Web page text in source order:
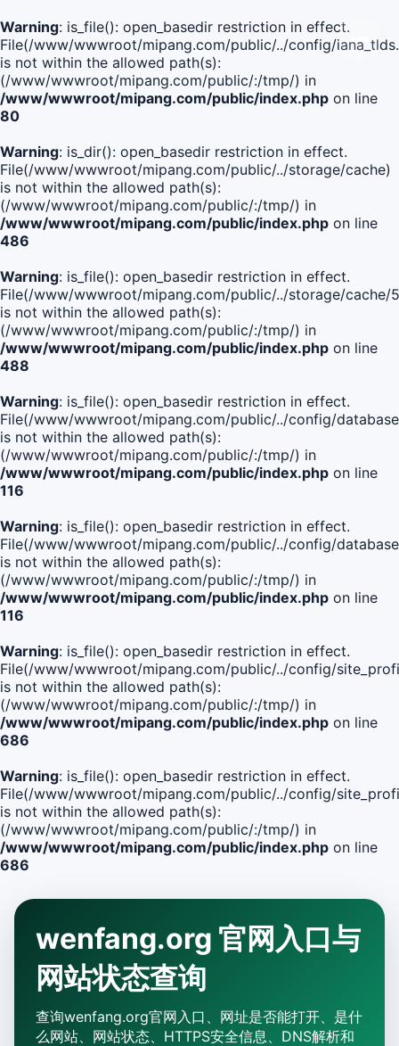
Warning: is_file(): open_basedir restriction in effect.
File(/www/wwwroot/mipang.com/public/../config/
is not within the allowed path(s):
(/www/wwwroot/mipang.com/public/:/tmp/) in
/www/wwwroot/mipang.com/public/index.php on line
80
Warning: is_dir(): open_basedir restriction in effect.
File(/www/wwwroot/mipang.com/public/../storage/cache)
is not within the allowed path(s):
(/www/wwwroot/mipang.com/public/:/tmp/) in
/www/wwwroot/mipang.com/public/index.php on line
486
Warning: is_file(): open_basedir restriction in effect.
File(/www/wwwroot/mipang.com/public/../storage/
is not within the allowed path(s):
(/www/wwwroot/mipang.com/public/:/tmp/) in
/www/wwwroot/mipang.com/public/index.php on line
488
Warning: is_file(): open_basedir restriction in effect.
File(/www/wwwroot/mipang.com/public/../config/
is not within the allowed path(s):
(/www/wwwroot/mipang.com/public/:/tmp/) in
/www/wwwroot/mipang.com/public/index.php on line
116
Warning: is_file(): open_basedir restriction in effect.
File(/www/wwwroot/mipang.com/public/../config/
is not within the allowed path(s):
(/www/wwwroot/mipang.com/public/:/tmp/) in
/www/wwwroot/mipang.com/public/index.php on line
116
Warning: is_file(): open_basedir restriction in effect.
File(/www/wwwroot/mipang.com/public/../config/
is not within the allowed path(s):
(/www/wwwroot/mipang.com/public/:/tmp/) in
/www/wwwroot/mipang.com/public/index.php on line
686
Warning: is_file(): open_basedir restriction in effect.
File(/www/wwwroot/mipang.com/public/../config/
is not within the allowed path(s):
(/www/wwwroot/mipang.com/public/:/tmp/) in
/www/wwwroot/mipang.com/public/index.php on line
686
wenfang.org 官网入口与
网站状态查询
查询wenfang.org官网入口、网址是否能打开、是什
么网站、网站状态、HTTPS安全信息、DNS解析和